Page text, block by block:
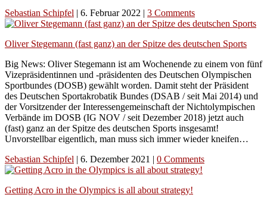
Sebastian Schipfel | 6. Februar 2022 | 3 Comments
Oliver Stegemann (fast ganz) an der Spitze des deutschen Sports
Big News: Oliver Stegemann ist am Wochenende zu einem von fünf
Vizepräsidentinnen und -präsidenten des Deutschen Olympischen
Sportbundes (DOSB) gewählt worden. Damit steht der Präsident
des Deutschen Sportakrobatik Bundes (DSAB / seit Mai 2014) und
der Vorsitzender der Interessengemeinschaft der Nichtolympischen
Verbände im DOSB (IG NOV / seit Dezember 2018) jetzt auch
(fast) ganz an der Spitze des deutschen Sports insgesamt!
Unvorstellbar eigentlich, man muss sich immer wieder kneifen…
Sebastian Schipfel | 6. Dezember 2021 | 0 Comments
Getting Acro in the Olympics is all about strategy!